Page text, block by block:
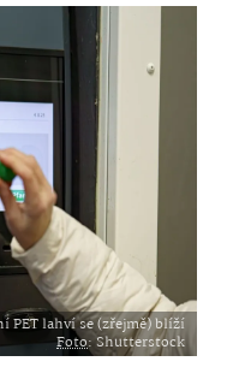
PET lahví se (zřejmě) blíží
Foto: Shutterstock